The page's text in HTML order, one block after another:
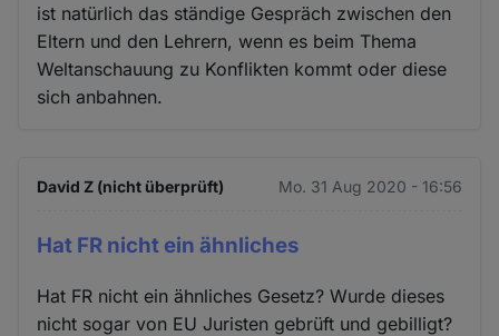
ist natürlich das ständige Gespräch zwischen den
Eltern und den Lehrern, wenn es beim Thema
Weltanschauung zu Konflikten kommt oder diese
sich anbahnen.
David Z (nicht überprüft) Mo. 31 Aug 2020 - 16:56
Hat FR nicht ein ähnliches
Hat FR nicht ein ähnliches Gesetz? Wurde dieses
nicht sogar von EU Juristen gebrüft und gebilligt?